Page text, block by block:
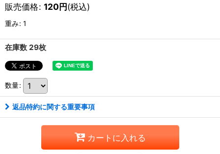
販売価格: 120円(税込)
重み: 1
在庫数 29枚
数量:
返品特約に関する重要事項
カートに入れる